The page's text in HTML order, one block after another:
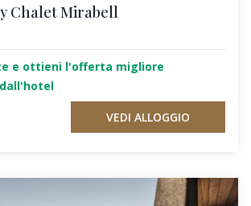
Chalet Mirabell
e ottieni l'offerta migliore
VEDI ALLOGGIO